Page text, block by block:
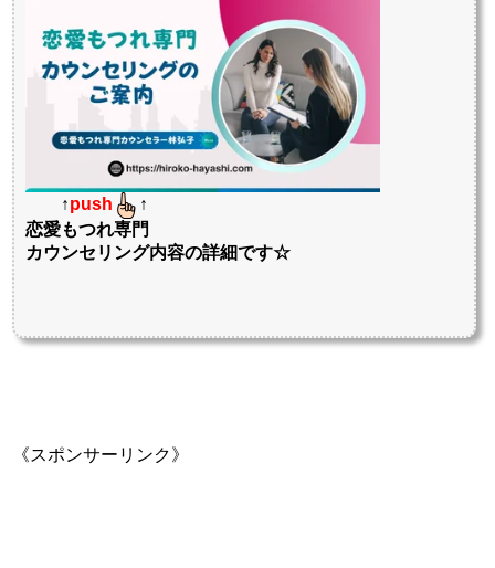
↑push
↑
恋愛もつれ専門
カウンセリング内容の詳細です☆
《スポンサーリンク》